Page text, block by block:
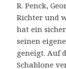
R. Penck,
Richter und
hat ein
seinen
geneigt. Auf
Schablone